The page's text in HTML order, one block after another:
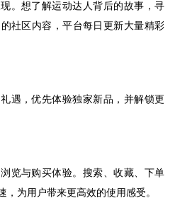
。想了解运动达人背后的故事，寻
社区内容，平台每日更新大量精彩
遇，优先体验独家新品，并解锁更
览与购买体验。搜索、收藏、下单
为用户带来更高效的使用感受。